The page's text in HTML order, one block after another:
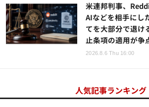
米連邦判事、
AIなどを相手にし
てを大部分で退
止条項の適用が争
2026.8.6 Thu 16:00
人気記事ランキング